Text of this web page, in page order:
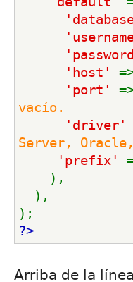
'host'
'port'
vacío.
'driver'
Server, Oracle,
'prefix'
),
),
);
?>
Arriba de la línea